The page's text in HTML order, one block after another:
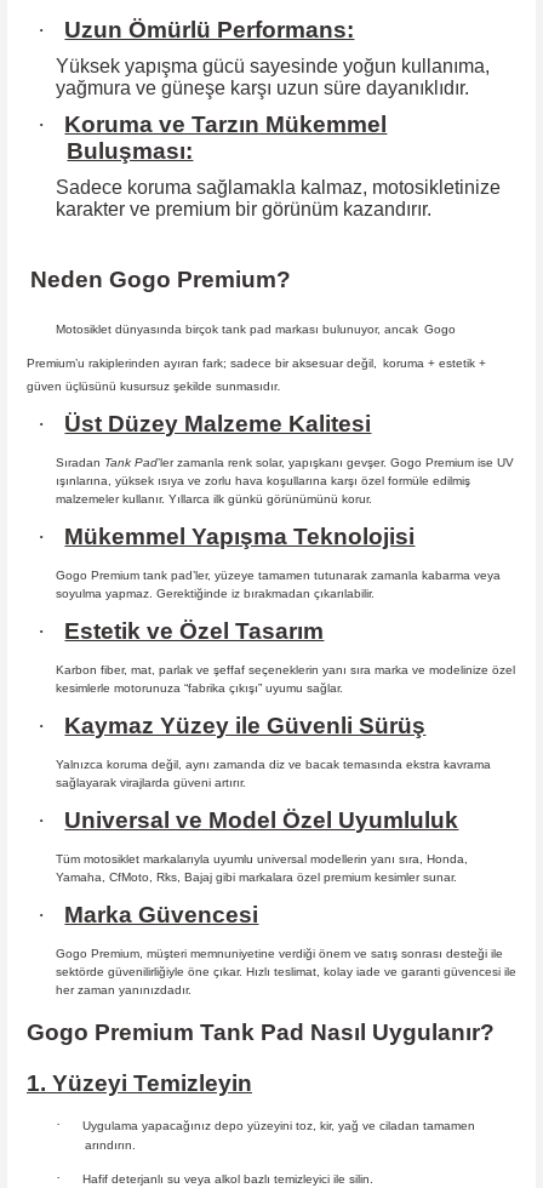
· Uzun Ömürlü Performans:
Yüksek yapışma gücü sayesinde yoğun kullanıma,
yağmura ve güneşe karşı uzun süre dayanıklıdır.
·
Koruma ve Tarzın Mükemmel
Buluşması:
Sadece koruma sağlamakla kalmaz, motosikletinize
karakter ve premium bir görünüm kazandırır.
Neden Gogo Premium?
Motosiklet dünyasında birçok tank pad markası bulunuyor, ancak Gogo
Premium’u rakiplerinden ayıran fark; sadece bir aksesuar değil,
koruma + estetik +
güven üçlüsünü kusursuz şekilde sunmasıdır.
· Üst Düzey Malzeme Kalitesi
Sıradan Tank Pad’ler zamanla renk solar, yapışkanı gevşer. Gogo Premium ise UV
ışınlarına, yüksek ısıya ve zorlu hava koşullarına karşı özel formüle edilmiş
malzemeler kullanır. Yıllarca ilk günkü görünümünü korur.
· Mükemmel Yapışma Teknolojisi
Gogo Premium tank pad’ler, yüzeye tamamen tutunarak zamanla kabarma veya
soyulma yapmaz. Gerektiğinde iz bırakmadan çıkarılabilir.
· Estetik ve Özel Tasarım
Karbon fiber, mat, parlak ve şeffaf seçeneklerin yanı sıra marka ve modelinize özel
kesimlerle motorunuza “fabrika çıkışı” uyumu sağlar.
· Kaymaz Yüzey ile Güvenli Sürüş
Yalnızca koruma değil, aynı zamanda diz ve bacak temasında ekstra kavrama
sağlayarak virajlarda güveni artırır.
· Universal ve Model Özel Uyumluluk
Tüm motosiklet markalarıyla uyumlu universal modellerin yanı sıra, Honda,
Yamaha, CfMoto, Rks, Bajaj gibi markalara özel premium kesimler sunar.
· Marka Güvencesi
Gogo Premium, müşteri memnuniyetine verdiği önem ve satış sonrası desteği ile
sektörde güvenilirliğiyle öne çıkar. Hızlı teslimat, kolay iade ve garanti güvencesi ile
her zaman yanınızdadır.
Gogo Premium Tank Pad Nasıl Uygulanır?
1. Yüzeyi Temizleyin
·
Uygulama yapacağınız depo yüzeyini toz, kir, yağ ve ciladan tamamen
arındırın.
· Hafif deterjanlı su veya alkol bazlı temizleyici ile silin.